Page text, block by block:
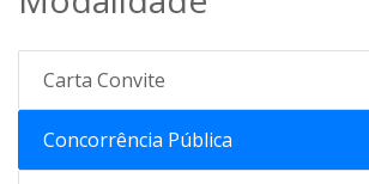
Carta Convite
Concorrência Pública